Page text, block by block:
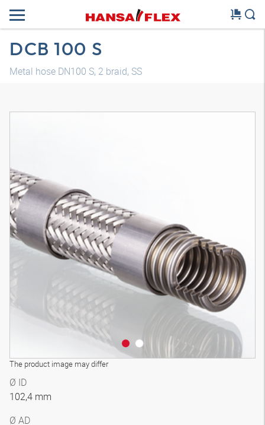
DCB 100 S
Metal hose DN100 S, 2 braid, SS
The product image may differ
Ø ID
102,4 mm
Ø AD